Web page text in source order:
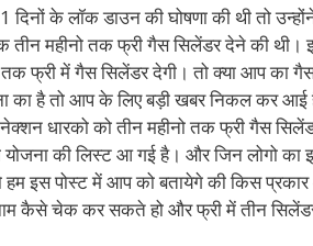
दिनों के लॉक डाउन की घोषणा की थी तो
तीन महीनो तक फ्री गैस सिलेंडर देने की
तक फ्री में गैस सिलेंडर देगी। तो क्या आप
का है तो आप के लिए बड़ी खबर निकल कर आई
धारको को तीन महीनो तक फ्री गैस
की लिस्ट आ गई है। और जिन लोगो का
हम इस पोस्ट में आप को बतायेगे की किस
कैसे चेक कर सकते हो और फ्री में तीन